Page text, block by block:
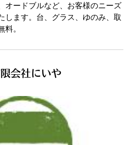
オードブルなど、お客様のニーズ
します。台、グラス、ゆのみ、取
料。
会社にいや